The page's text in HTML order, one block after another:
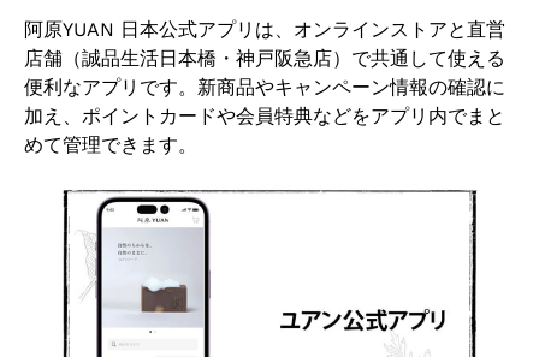
阿原YUAN 日本公式アプリは、オンラインストアと直営
店舗（誠品生活日本橋・神戸阪急店）で共通して使える
便利なアプリです。新商品やキャンペーン情報の確認に
加え、ポイントカードや会員特典などをアプリ内でまと
めて管理できます。